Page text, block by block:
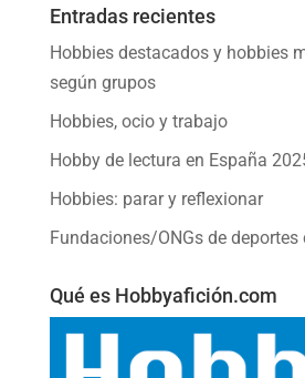
Entradas recientes
Hobbies destacados y hobbies
según grupos
Hobbies, ocio y trabajo
Hobby de lectura en España
Hobbies: parar y reflexionar
Fundaciones/ONGs de
Qué es Hobbyafición.com